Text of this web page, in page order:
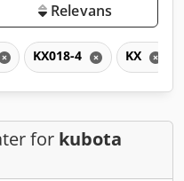
Relevans
KX018-4 KX
for kubota